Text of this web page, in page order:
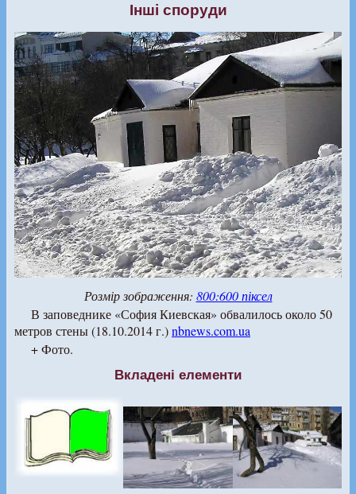
Інші споруди
Розмір зображення: 800:600 піксел
В заповеднике «София Киевская» обвалилось около 50
метров стены (18.10.2014 г.)nbnews.com.ua
+ Фото.
Вкладені елементи